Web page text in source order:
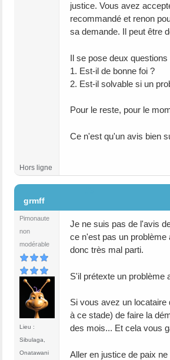
justice. Vous avez
recommandé et renon
sa demande. Il peut être
Il se pose deux questions
1. Est-il de bonne foi ?
2. Est-il solvable si un
Pour le reste, pour le
Ce n'est qu'un avis bien
Hors ligne
grmff
Pimonaute
non
modérable
Lieu :
Sibulaga,
Onatawani
Je ne suis pas de l'avis
ce n'est pas un problème
donc très mal parti.
S'il prétexte un problème
Si vous avez un locataire
à ce stade) de faire la
des mois... Et cela vous
Aller en justice de paix